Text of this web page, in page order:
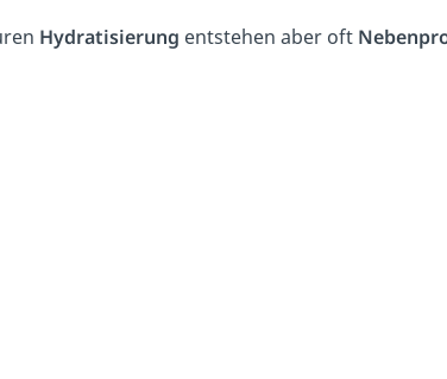
Hydratisierung entstehen aber oft